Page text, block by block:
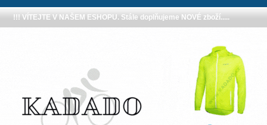
!!! VÍTEJTE V NAŠEM ESHOPU. Stále doplňujeme NOVÉ zboží.....